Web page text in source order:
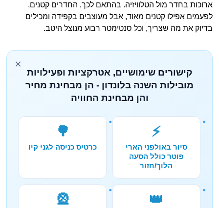
ארוכות בחדר מול הטלוויזיה. בהתאם לכך, החדרים קטנים,
לפעמים אפילו קטנים מאוד, אבל מעוצבים בקפידה ומכילים
בדיוק את מה שצריך, וכל סנטימטר רבוע מנוצל היטב.
×
קישורים שימושיים, אטרקציות ופעילויות
מובילות השנה בלונדון - הן מבחינת מחיר
והן מבחינת החוויה
⚡
סיור באולפני הארי
פוטר כולל הסעה
הלוך/חזור
🌳
כרטיס כניסה לגני קיו
👑
🎡